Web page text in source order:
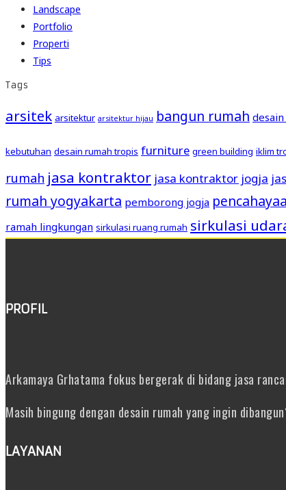
Landscape
Portfolio
Properti
Tips
Tags
arsitek arsitektur arsitektur hijau bangun rumah
kebutuhan desain rumah tropis furniture green building iklim
rumah jasa kontraktor jasa kontraktor jogja
rumah yogyakarta pemborong jogja
ramah lingkungan sirkulasi ruang rumah sirkulasi
PROFIL
Arkamaya Grhatama fokus bergerak di bidang jasa
Masih bingung dengan desain rumah yang ingin
LAYANAN